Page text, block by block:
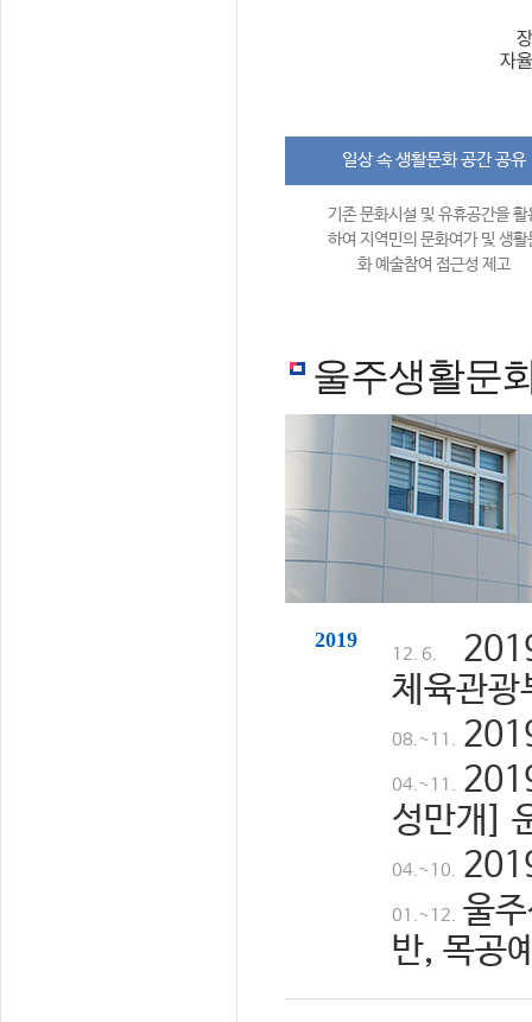
일상 속 생활문화 공간 공유
기존 문화시설 및 유휴공간을 활
하여 지역민의 문화여가 및 생활
화 예술참여 접근성 제고
울주생활문
2019
12. 6.
체육관광
08.~11.
04.~11.
성만개]
04.~10.
01.~12. 울
반, 목공